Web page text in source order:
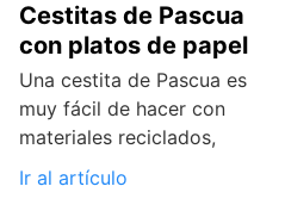
Cestitas de Pascua
con platos de papel
Una cestita de Pascua es
muy fácil de hacer con
materiales reciclados,
Ir al artículo